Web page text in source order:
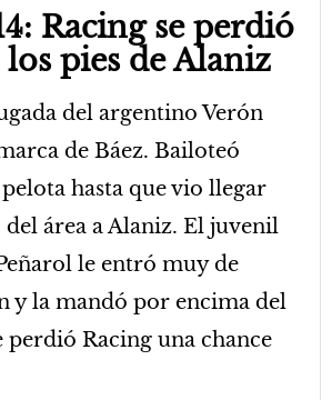
Racing se perdió
pies de Alaniz
del argentino Verón
de Báez. Bailoteó
hasta que vio llegar
área a Alaniz. El juvenil
le entró muy de
y la mandó por encima del
perdió Racing una chance